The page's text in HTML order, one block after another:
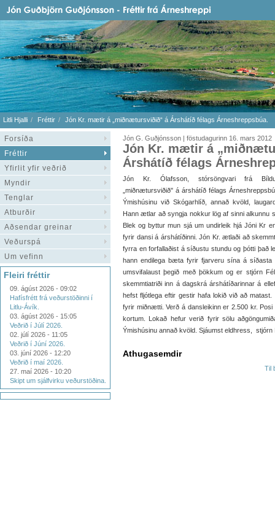
Litli Hjalli Fréttir Jón Kr. mætir á „miðnætursviðið“ á Árshátíð félags Árneshreppsbúa.
Forsíða
Fréttir
Yfirlit yfir veðrið
Myndir
Tenglar
Atburðir
Aðsendar greinar
Veðurspá
Um vefinn
Fleiri fréttir
09. ágúst 2026 - 09:02
Hafísfrétt frá veðurstöðinni í
Litlu-Ávík.
03. ágúst 2026 - 15:05
Veðrið í Júlí 2026.
02. júlí 2026 - 11:05
Veðrið í Júní 2026.
03. júní 2026 - 12:20
Veðrið í maí 2026.
27. maí 2026 - 10:20
Skipt um sjálfvirku veðurstöðina.
Jón G. Guðjónsson | föstudagurinn 16. mars 2012
Jón Kr. mætir á
Árshátíð félags
Jón Kr. Ólafsson, stórsöngvari frá
„miðnætursviðið" á árshátíð félags
Ýmishúsinu við Skógarhlíð, annað kvöld,
Hann ætlar að syngja nokkur lög af sinni alkunnu
Blek og byttur mun sjá um undirleik hjá Jóni Kr
fyrir dansi á árshátíðinni. Jón Kr. ætlaði að
fyrra en forfallaðist á síðustu stundu og þótti það
hann endilega bæta fyrir fjarveru sína á
umsvifalaust þegið með þökkum og er stjórn
skemmtiatriði inn á dagskrá árshátíðarinnar á
hefst fljótlega eftir gestir hafa lokið við að
fyrir miðnætti. Verð á dansleikinn er 2.500 kr.
kortum. Lokað hefur verið fyrir sölu
Ýmishúsinu annað kvöld. Sjáumst eldhress,
Athugasemdir
Til